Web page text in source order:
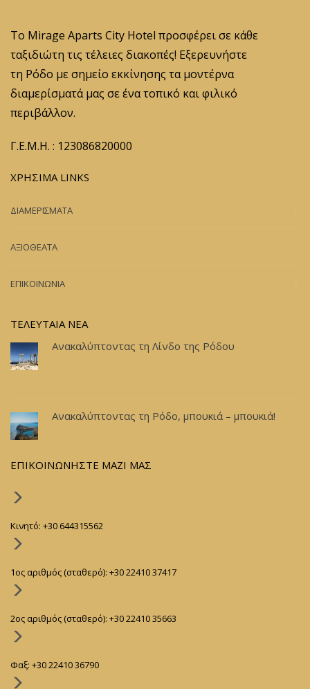
Το Mirage Aparts City Hotel προσφέρει σε κάθε
ταξιδιώτη τις τέλειες διακοπές! Εξερευνήστε
τη Ρόδο με σημείο εκκίνησης τα μοντέρνα
διαμερίσματά μας σε ένα τοπικό και φιλικό
περιβάλλον.
Γ.Ε.Μ.Η. : 123086820000
ΧΡΗΣΙΜΑ LINKS
ΔΙΑΜΕΡΙΣΜΑΤΑ
ΑΞΙΟΘΕΑΤΑ
ΕΠΙΚΟΙΝΩΝΙΑ
ΤΕΛΕΥΤΑΙΑ ΝΕΑ
Ανακαλύπτοντας τη Λίνδο της Ρόδου
Ανακαλύπτοντας τη Ρόδο, μπουκιά – μπουκιά!
ΕΠΙΚΟΙΝΩΝΗΣΤΕ ΜΑΖΙ ΜΑΣ
Kινητό: +30 644315562
1ος αριθμός (σταθερό): +30 22410 37417
2ος αριθμός (σταθερό): +30 22410 35663
Φαξ: +30 22410 36790